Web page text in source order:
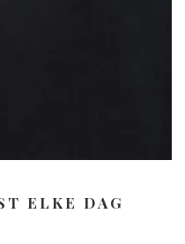
ELKE DAG